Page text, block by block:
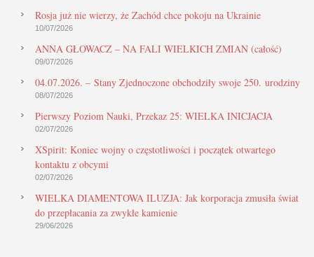
Rosja już nie wierzy, że Zachód chce pokoju na Ukrainie
10/07/2026
ANNA GŁOWACZ – NA FALI WIELKICH ZMIAN (całość)
09/07/2026
04.07.2026. – Stany Zjednoczone obchodziły swoje 250. urodziny
08/07/2026
Pierwszy Poziom Nauki, Przekaz 25: WIELKA INICJACJA
02/07/2026
XSpirit: Koniec wojny o częstotliwości i początek otwartego
kontaktu z obcymi
02/07/2026
WIELKA DIAMENTOWA ILUZJA: Jak korporacja zmusiła świat
do przepłacania za zwykłe kamienie
29/06/2026